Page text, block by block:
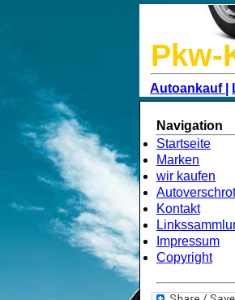
Pkw-
Autoankauf |
Navigation
Startseite
Marken
wir kaufen
Kontakt
Impressum
Copyright